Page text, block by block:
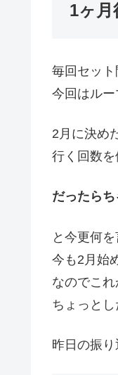
1ヶ
毎回セッ
今回はルー
2月に決め
行く回数を
だったら
と今更何
今も2月始
なのでこれ
ちょっとし
昨日の振り